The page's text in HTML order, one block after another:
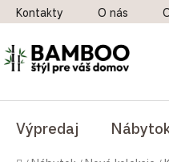
Prejsť na obsah
Kontakty O nás
Výpredaj